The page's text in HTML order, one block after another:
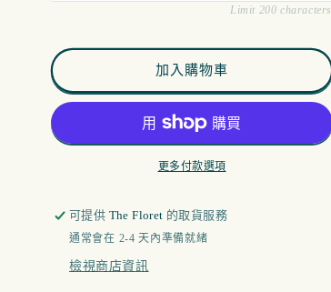
Limit 200 characters
加入購物車
更多付款選項
可提供 The Floret 的取貨服務
通常會在 2-4 天內準備就緒
檢視商店資訊